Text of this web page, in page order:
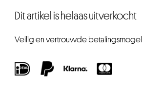
Dit artikel is helaas uitverkocht
Veilig en vertrouwde